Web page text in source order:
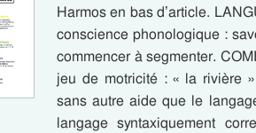
Harmos en bas d’article.
conscience phonologique :
commencer à segmenter.
jeu de motricité : « la rivière
sans autre aide que le
langage syntaxiquement